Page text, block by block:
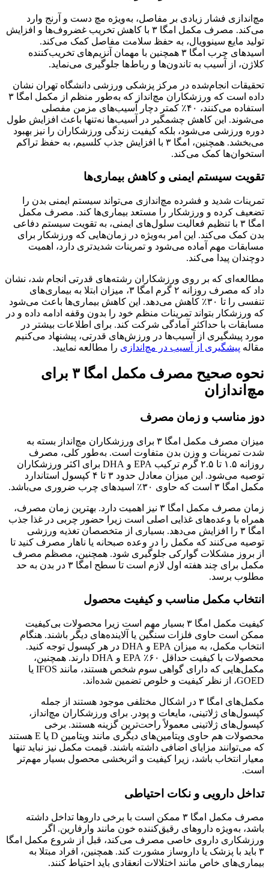
مچ‌اندازی فشار زیادی بر مفاصل، به‌ویژه مچ دست و آرنج وارد
می‌کند. مصرف مکمل امگا ۳ با کاهش تخریب غضروف‌ها و افزایش
تولید مایع سینوویال، به حفظ سلامت مفاصل کمک می‌کند.
اسیدهای چرب امگا ۳ همچنین با مهمان آنزیم‌های تخریب‌کننده
کلاژن، از آسیب به تاندون‌ها و رباط‌ها جلوگیری می‌نماید.
تحقیقات انجام‌شده در مرکز پزشکی ورزشی دانشگاه تهران نشان
داده است که ورزشکاران مچ‌انداز که به‌طور منظم از مکمل امگا ۳
استفاده می‌کنند، ۴۰٪ کمتر دچار آسیب‌های مزمن مفصلی
می‌شوند. این کاهش چشمگیر در آسیب‌ها نه‌تنها باعث افزایش طول
دوره ورزشی می‌شود، بلکه کیفیت زندگی ورزشکاران را نیز بهبود
می‌بخشد. همچنین، امگا ۳ با افزایش جذب کلسیم، به حفظ تراکم
استخوان‌ها کمک می‌کند.
تقویت سیستم ایمنی و کاهش بیماری‌ها
تمرینات شدید و فشرده مچ‌اندازی می‌تواند سیستم ایمنی بدن را
تضعیف کرده و ورزشکار را مستعد بیماری‌ها کند. مصرف مکمل
امگا ۳ با تنظیم فعالیت سلول‌های ایمنی، به تقویت سیستم دفاعی
بدن کمک می‌کند. این امر به‌ویژه در زمان‌هایی که ورزشکار برای
مسابقات مهم آماده می‌شود و تمرینات شدیدتری دارد، اهمیت
دوچندان پیدا می‌کند.
مطالعه‌ای که بر روی ورزشکاران رشته‌های قدرتی انجام شد، نشان
داد که مصرف روزانه ۲ گرم امگا ۳، میزان ابتلا به بیماری‌های
تنفسی را تا ۳۰٪ کاهش می‌دهد. این کاهش بیماری‌ها باعث می‌شود
که ورزشکار بتواند تمرینات منظم خود را بدون وقفه ادامه داده و در
مسابقات با حداکثر آمادگی شرکت کند. برای اطلاعات بیشتر در
مورد پیشگیری از آسیب‌ها در ورزش‌های قدرتی، پیشنهاد می‌کنیم
مقاله پیشگیری از آسیب در مچ‌اندازی را مطالعه نمایید.
نحوه صحیح مصرف مکمل امگا ۳ برای
مچ‌اندازان
دوز مناسب و زمان مصرف
میزان مصرف مکمل امگا ۳ برای ورزشکاران مچ‌انداز بسته به
شدت تمرینات و وزن بدن متفاوت است. به‌طور کلی، مصرف
روزانه ۱.۵ تا ۲.۵ گرم ترکیب EPA و DHA برای اکثر ورزشکاران
توصیه می‌شود. این میزان معادل حدود ۳ تا ۴ کپسول استاندارد
مکمل امگا ۳ است که حاوی ۳۰٪ اسیدهای چرب ضروری می‌باشد.
زمان مصرف مکمل امگا ۳ نیز اهمیت دارد. بهترین زمان مصرف،
همراه با وعده‌های غذایی اصلی است زیرا حضور چربی در غذا جذب
امگا ۳ را افزایش می‌دهد. بسیاری از متخصصان تغذیه ورزشی
توصیه می‌کنند که مکمل را در وعده صبحانه یا ناهار مصرف کنید تا
از بروز مشکلات گوارکی جلوگیری شود. همچنین، مصظم مصرف
مکمل برای چند هفته اول لازم است تا سطح امگا ۳ در بدن به حد
مطلوب برسد.
انتخاب مکمل مناسب و کیفیت محصول
کیفیت مکمل امگا ۳ بسیار مهم است زیرا محصولات بی‌کیفیت
ممکن است حاوی فلزات سنگین یا آلاینده‌های دیگر باشند. هنگام
انتخاب مکمل، به میزان EPA و DHA در هر کپسول توجه کنید.
محصولات با کیفیت حداقل ۶۰٪ EPA و DHA دارند. همچنین،
مکمل‌هایی که دارای گواهی سوم شخص هستند، مانند IFOS یا
GOED، از نظر کیفیت و خلوص تضمین شده‌اند.
مکمل‌های امگا ۳ در اشکال مختلفی موجود هستند از جمله
کپسول‌های ژلاتینی، مایعات و پودر. برای ورزشکاران مچ‌انداز،
کپسول‌های ژلاتینی معمولاً راحت‌ترین گزینه هستند. برخی
محصولات هم حاوی ویتامین‌های دیگری مانند ویتامین D یا E هستند
که می‌توانند مزایای اضافی داشته باشند. قیمت مکمل نیز نباید تنها
معیار انتخاب باشد، زیرا کیفیت و اثربخشی محصول بسیار مهم‌تر
است.
تداخل دارویی و نکات احتیاطی
مصرف مکمل امگا ۳ ممکن است با برخی داروها تداخل داشته
باشد، به‌ویژه داروهای رقیق‌کننده خون مانند وارفارین. اگر
ورزشکاری داروی خاصی مصرف می‌کند، قبل از شروع مکمل امگا
۳ باید با پزشک یا داروساز مشورت کند. همچنین، افراد مبتلا به
بیماری‌های خاص مانند اختلالات انعقادی باید احتیاط کنند.